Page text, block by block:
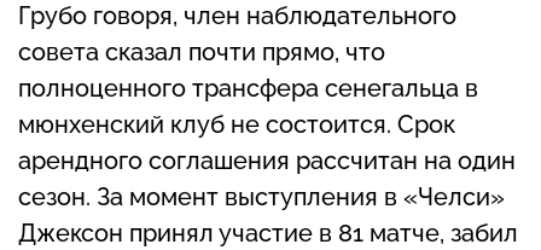
Грубо говоря, член наблюдательного
совета сказал почти прямо, что
полноценного трансфера сенегальца в
мюнхенский клуб не состоится. Срок
арендного соглашения рассчитан на один
сезон. За момент выступления в «Челси»
Джексон принял участие в 81 матче, забил